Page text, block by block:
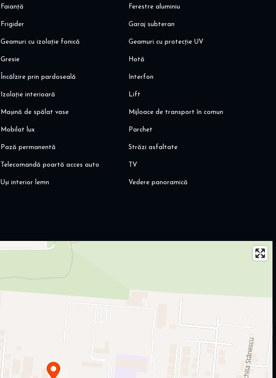
Faianță Ferestre aluminiu
Frigider Garaj subteran
Geamuri cu izolație fonică Geamuri cu protecție UV
Gresie Hotă
Încălzire prin pardoseală Interfon
Izolație interioară Lift
Mașină de spălat vase Mijloace de transport în comun
Mobilat lux Parchet
Pază permanentă Străzi asfaltate
Telecomandă poartă acces auto TV
Uși interior lemn Vedere panoramică